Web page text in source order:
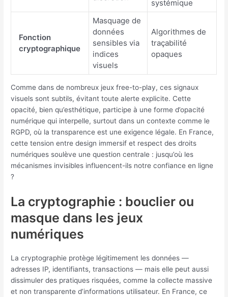
systémique
Fonction
cryptographique
Masquage de
données
sensibles via
indices
visuels
Algorithmes de
traçabilité
opaques
Comme dans de nombreux jeux free-to-play, ces signaux
visuels sont subtils, évitant toute alerte explicite. Cette
opacité, bien qu’esthétique, participe à une forme d’opacité
numérique qui interpelle, surtout dans un contexte comme le
RGPD, où la transparence est une exigence légale. En France,
cette tension entre design immersif et respect des droits
numériques soulève une question centrale : jusqu’où les
mécanismes invisibles influencent-ils notre confiance en ligne
?
La cryptographie : bouclier ou
masque dans les jeux
numériques
La cryptographie protège légitimement les données —
adresses IP, identifiants, transactions — mais elle peut aussi
dissimuler des pratiques risquées, comme la collecte massive
et non transparente d’informations utilisateur. En France, ce